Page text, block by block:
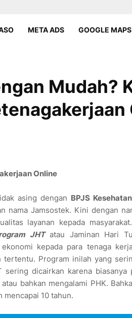
META ADS GOOGLE MAPS
Mudah?
Online
asing dengan BPJS Kesehatan
nama Jamsostek. Kini dengan
layanan kepada
JHTatau Jaminan Hari
kepada para tenaga
tertentu. Program inilah yang
sering dicairkan karena
bahkan mengalami PHK.
mencapai 10 tahun.